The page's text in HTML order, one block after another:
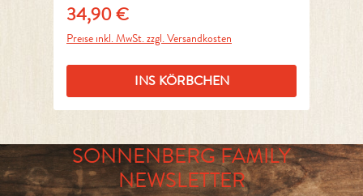
Regulärer Preis:
34,90 €
Preise inkl. MwSt. zzgl. Versandkosten
INS KÖRBCHEN
SONNENBERG FAMILY
NEWSLETTER